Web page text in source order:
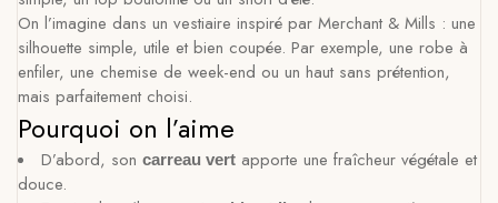
On l’imagine dans un vestiaire inspiré par Merchant & Mills : une
silhouette simple, utile et bien coupée. Par exemple, une robe à
enfiler, une chemise de week-end ou un haut sans prétention,
mais parfaitement choisi.
Pourquoi on l’aime
D’abord, son carreau vert apporte une fraîcheur végétale et
douce.